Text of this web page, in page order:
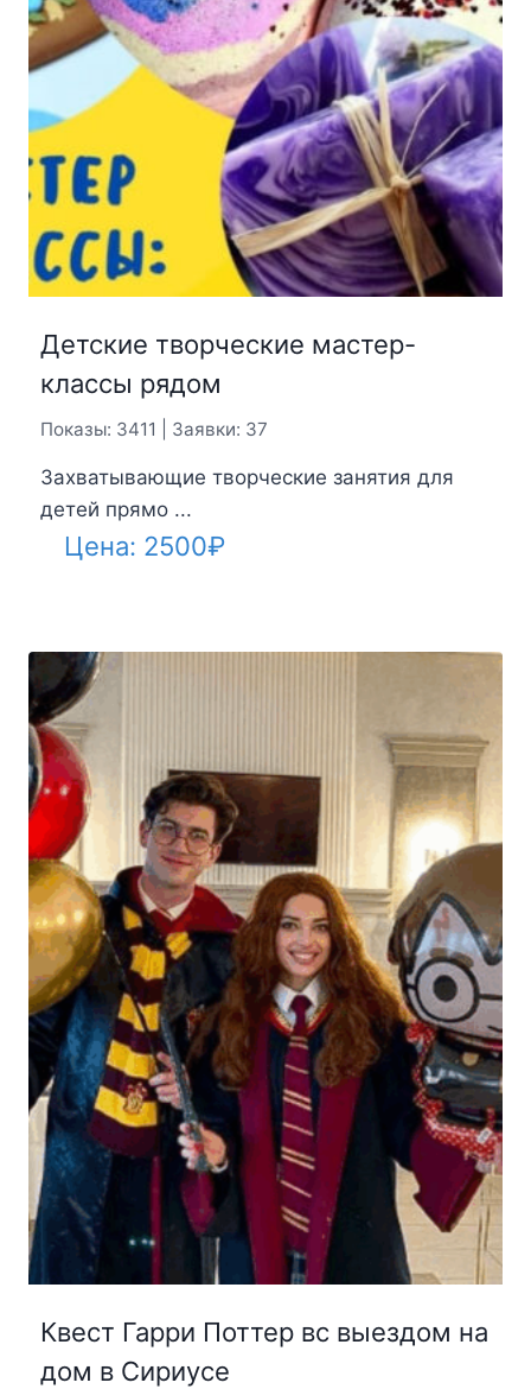
Детские творческие мастер-
классы рядом
Показы: 3411 | Заявки: 37
Захватывающие творческие занятия для
детей прямо ...
Цена: 2500₽
Квест Гарри Поттер вс выездом на
дом в Сириусе